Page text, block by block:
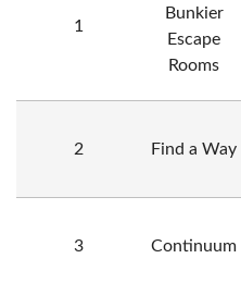
1
Bunkier
Escape
Rooms
2 Find a Way
3 Continuum